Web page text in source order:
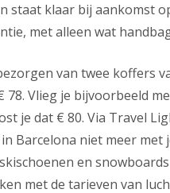
staat klaar bij aankomst
met alleen wat
van twee koffers
78. Vlieg je bijvoorbeeld
je dat € 80. Via Travel
Barcelona niet meer
en
met de tarieven van